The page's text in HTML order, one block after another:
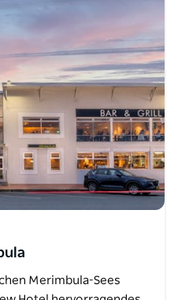
Merimbula-Sees